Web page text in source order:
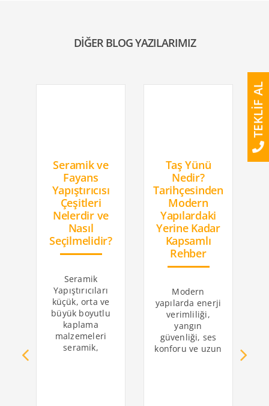
DİĞER BLOG YAZILARIMIZ
Seramik ve
Fayans
Yapıştırıcısı
Çeşitleri
Nelerdir ve
Nasıl
Seçilmelidir?
Seramik
Yapıştırıcıları
küçük, orta ve
büyük boyutlu
kaplama
malzemeleri
seramik,
Taş Yünü
Nedir?
Tarihçesinden
Modern
Yapılardaki
Yerine Kadar
Kapsamlı
Rehber
Modern
yapılarda enerji
verimliliği,
yangın
güvenliği, ses
konforu ve uzun
TEKLİF AL